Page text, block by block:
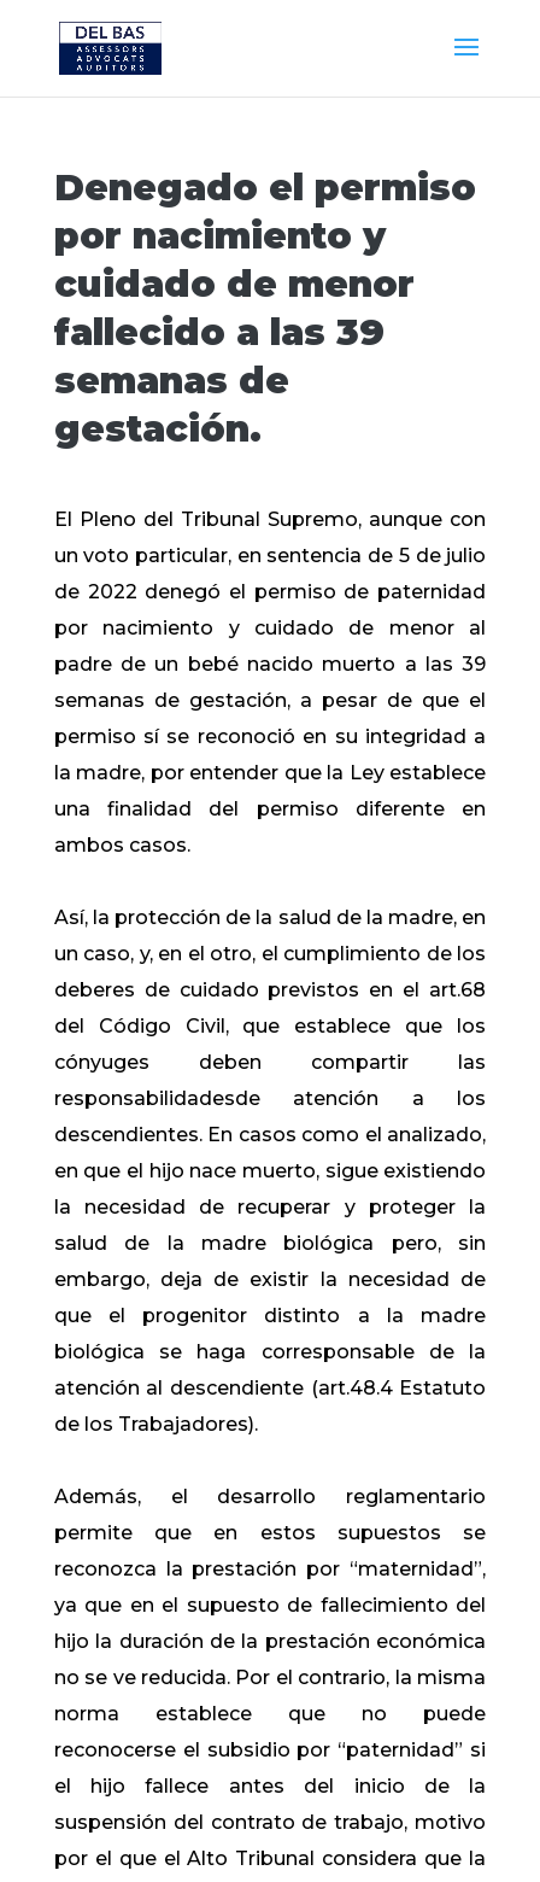
Denegado el permiso
por nacimiento y
cuidado de menor
fallecido a las 39
semanas de
gestación.
El Pleno del Tribunal Supremo, aunque con
un voto particular, en sentencia de 5 de julio
de 2022 denegó el permiso de paternidad
por nacimiento y cuidado de menor al
padre de un bebé nacido muerto a las 39
semanas de gestación, a pesar de que el
permiso sí se reconoció en su integridad a
la madre, por entender que la Ley establece
una finalidad del permiso diferente en
ambos casos.
Así, la protección de la salud de la madre, en
un caso, y, en el otro, el cumplimiento de los
deberes de cuidado previstos en el art.68
del Código Civil, que establece que los
cónyuges deben compartir las
responsabilidadesde atención a los
descendientes. En casos como el analizado,
en que el hijo nace muerto, sigue existiendo
la necesidad de recuperar y proteger la
salud de la madre biológica pero, sin
embargo, deja de existir la necesidad de
que el progenitor distinto a la madre
biológica se haga corresponsable de la
atención al descendiente (art.48.4 Estatuto
de los Trabajadores).
Además, el desarrollo reglamentario
permite que en estos supuestos se
reconozca la prestación por “maternidad”,
ya que en el supuesto de fallecimiento del
hijo la duración de la prestación económica
no se ve reducida. Por el contrario, la misma
norma establece que no puede
reconocerse el subsidio por “paternidad” si
el hijo fallece antes del inicio de la
suspensión del contrato de trabajo, motivo
por el que el Alto Tribunal considera que la